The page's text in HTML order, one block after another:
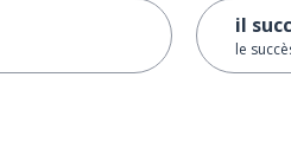
il
le